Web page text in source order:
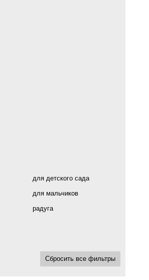
для детского сада
для мальчиков
радуга
Сбросить все фильтры